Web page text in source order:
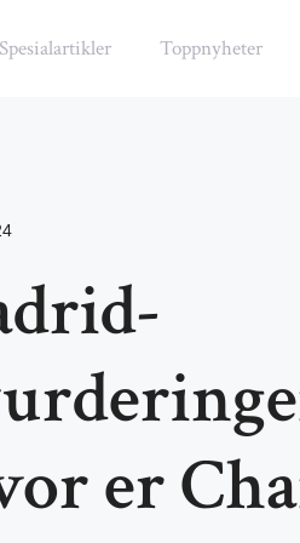
Spesialartikler Toppnyheter
er